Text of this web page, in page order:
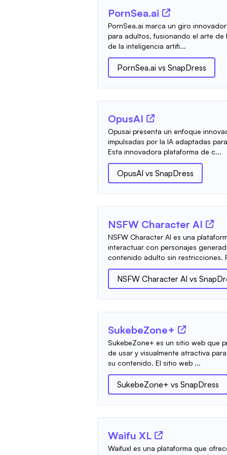
PornSea.ai
PornSea.ai marca un giro
para adultos, fusionando el arte
de la inteligencia artifi...
PornSea.ai vs SnapDress
OpusAI
Opusai presenta un enfoque
impulsadas por la IA adaptadas
Esta innovadora plataforma de c...
OpusAI vs SnapDress
NSFW Character AI
NSFW Character AI es una
interactuar con personajes
contenido adulto sin restricciones.
NSFW Character AI vs
SukebeZone+
SukebeZone+ es un sitio web que
de usar y visualmente atractiva
su contenido. El sitio web ...
SukebeZone+ vs SnapDress
Waifu XL
Waifuxl es una plataforma que